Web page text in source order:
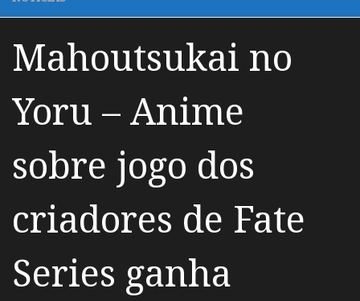
Mahoutsukai no
Yoru – Anime
sobre jogo dos
criadores de Fate
Series ganha